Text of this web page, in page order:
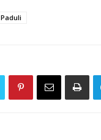
Paduli